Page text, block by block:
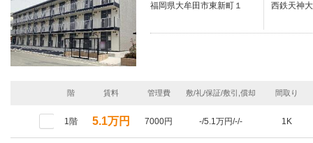
福岡県大牟田市東新町１ 西鉄天神
階 賃料 管理費 敷/礼/保証/敷引,償却 間取り
1階 5.1万円 7000円 -/5.1万円/-/- 1K